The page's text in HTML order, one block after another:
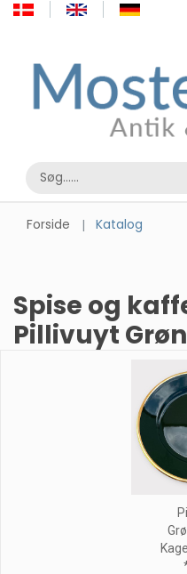
Forside Katalog
Spise og
Pillivuyt